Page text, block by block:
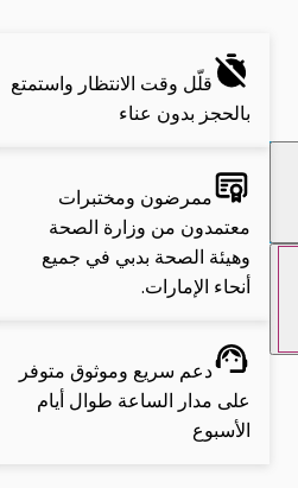
قلّل وقت الانتظار واستمتع
بالحجز بدون عناء
ممرضون ومختبرات
معتمدون من وزارة الصحة
وهيئة الصحة بدبي في جميع
أنحاء الإمارات.
دعم سريع وموثوق متوفر
على مدار الساعة طوال أيام
الأسبوع